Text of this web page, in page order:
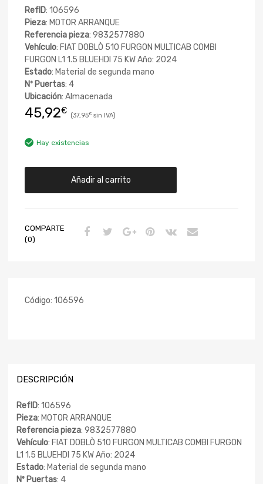
RefID: 106596
Pieza: MOTOR ARRANQUE
Referencia pieza: 9832577880
Vehículo: FIAT DOBLÒ 510 FURGON MULTICAB COMBI
FURGON L1 1.5 BLUEHDI 75 KW Año: 2024
Estado: Material de segunda mano
Nº Puertas: 4
Ubicación: Almacenada
45,92€ 37,95€
Hay existencias
Añadir al carrito
COMPARTE
(0)
Código: 106596
DESCRIPCIÓN
RefID: 106596
Pieza: MOTOR ARRANQUE
Referencia pieza: 9832577880
Vehículo: FIAT DOBLÒ 510 FURGON MULTICAB COMBI FURGON
L1 1.5 BLUEHDI 75 KW Año: 2024
Estado: Material de segunda mano
Nº Puertas: 4